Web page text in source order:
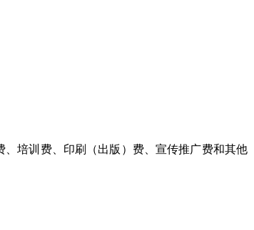
培训费、印刷（出版）费、宣传推广费和其他